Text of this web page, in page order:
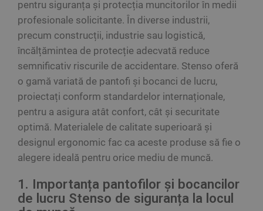
pentru siguranța și protecția muncitorilor în medii
profesionale solicitante. În diverse industrii,
precum construcții, industrie sau logistică,
încălțămintea de protecție adecvată reduce
semnificativ riscurile de accidentare. Stenso oferă
o gamă variată de pantofi și bocanci de lucru,
proiectați conform standardelor internaționale,
pentru a asigura atât confort, cât și securitate
optimă. Materialele de calitate superioară și
designul ergonomic fac ca aceste produse să fie o
alegere ideală pentru orice mediu de muncă.
1. Importanța pantofilor și bocancilor
de lucru Stenso de siguranța la locul